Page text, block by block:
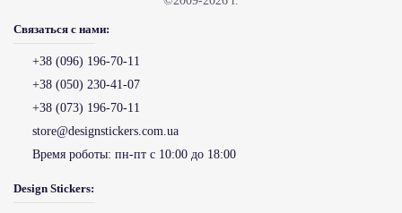
Связаться с нами:
+38 (096) 196-70-11
+38 (050) 230-41-07
+38 (073) 196-70-11
store@designstickers.com.ua
Время роботы: пн-пт с 10:00 до 18:00
Design Stickers: